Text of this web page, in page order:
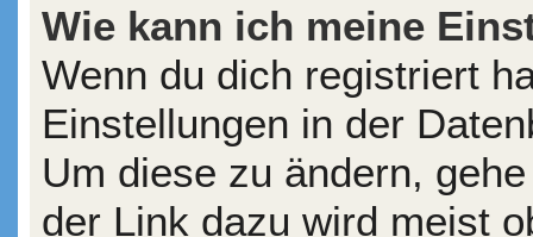
Wie kann ich meine
Wenn du dich registriert
Einstellungen in der
Um diese zu ändern,
der Link dazu wird meist